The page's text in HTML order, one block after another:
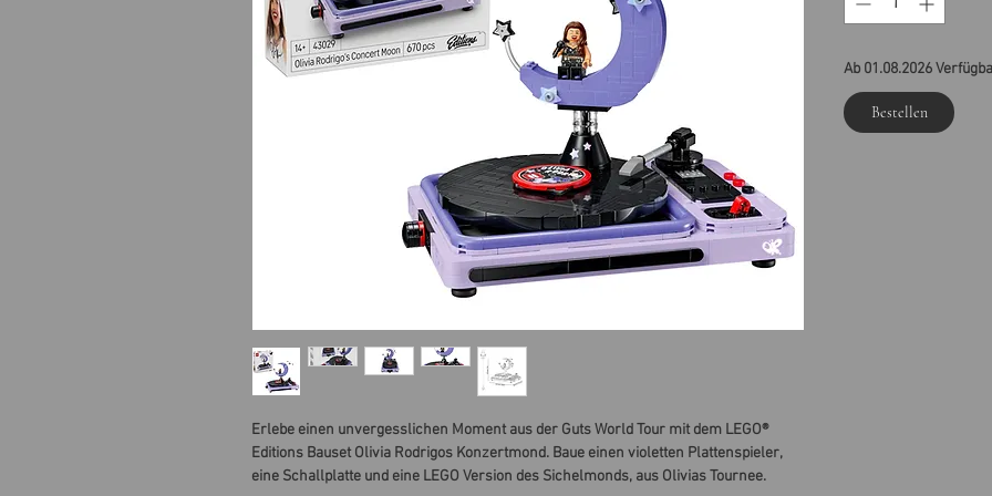
Erlebe einen unvergesslichen Moment aus der Guts World Tour mit dem LEGO®
Editions Bauset Olivia Rodrigos Konzertmond. Baue einen violetten Plattenspieler,
eine Schallplatte und eine LEGO Version des Sichelmonds, aus Olivias Tournee.
Ab 01.08.2026
Bestellen